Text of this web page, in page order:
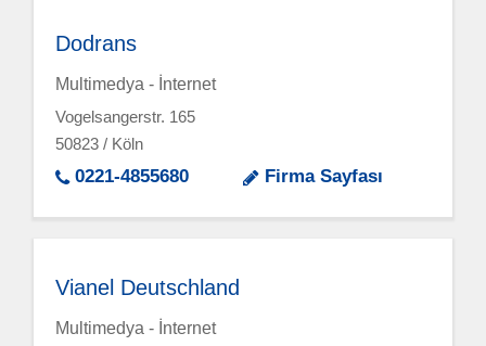
Dodrans
Multimedya - İnternet
Vogelsangerstr. 165
50823 / Köln
0221-4855680 Firma Sayfası
Vianel Deutschland
Multimedya - İnternet